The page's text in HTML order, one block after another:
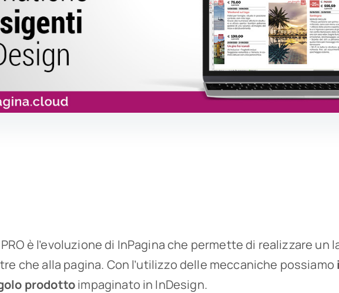
è l’evoluzione di InPagina che permette di realizzare un
che alla pagina. Con l’utilizzo delle meccaniche possiamo
prodottoimpaginato in InDesign.